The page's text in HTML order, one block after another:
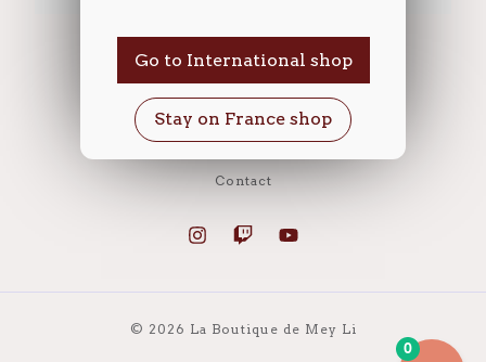
Accueil
Boutique
A propos
Contact
© 2026 La Boutique de Mey Li
Go to International shop
0